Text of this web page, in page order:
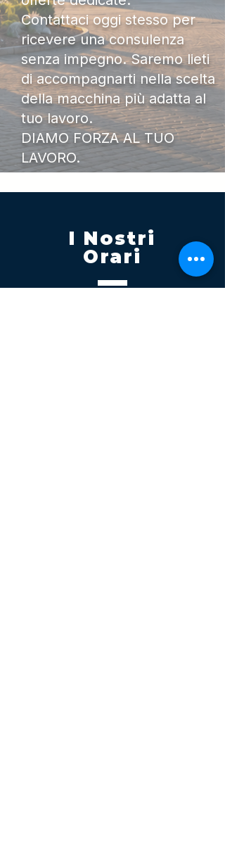
Contattaci oggi stesso per
ricevere una consulenza
senza impegno. Saremo lieti
di accompagnarti nella scelta
della macchina più adatta al
tuo lavoro.
DIAMO FORZA AL TUO
LAVORO.
I Nostri
Orari